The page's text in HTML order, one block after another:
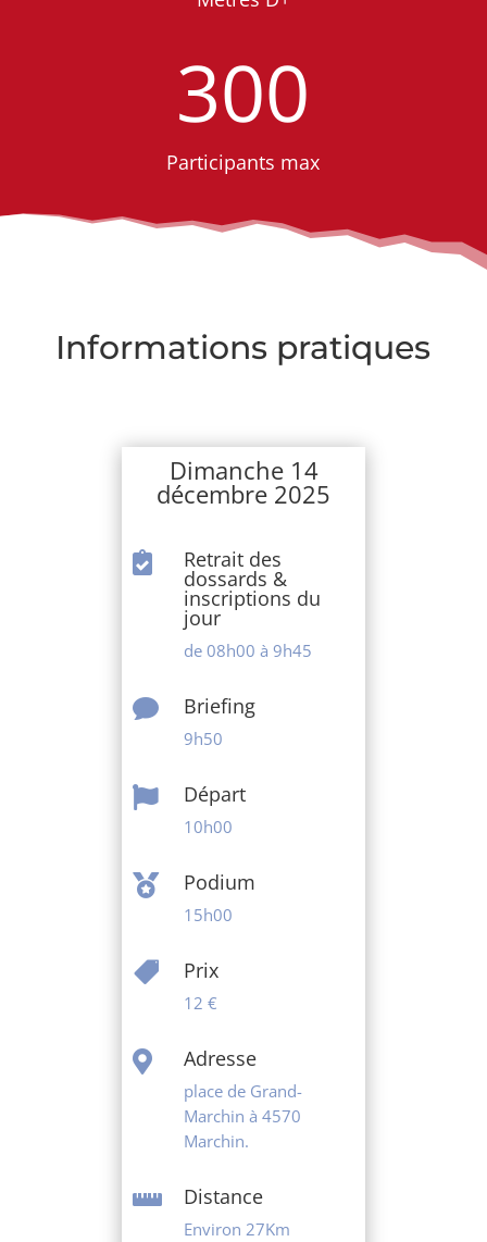
300
Participants max
Informations pratiques
Dimanche 14
décembre 2025
 Retrait des
dossards &
inscriptions du
jour
de 08h00 à 9h45
 Briefing
9h50
 Départ
10h00
 Podium
15h00
 Prix
12 €
 Adresse
place de Grand-
Marchin à 4570
Marchin.
 Distance
Environ 27Km